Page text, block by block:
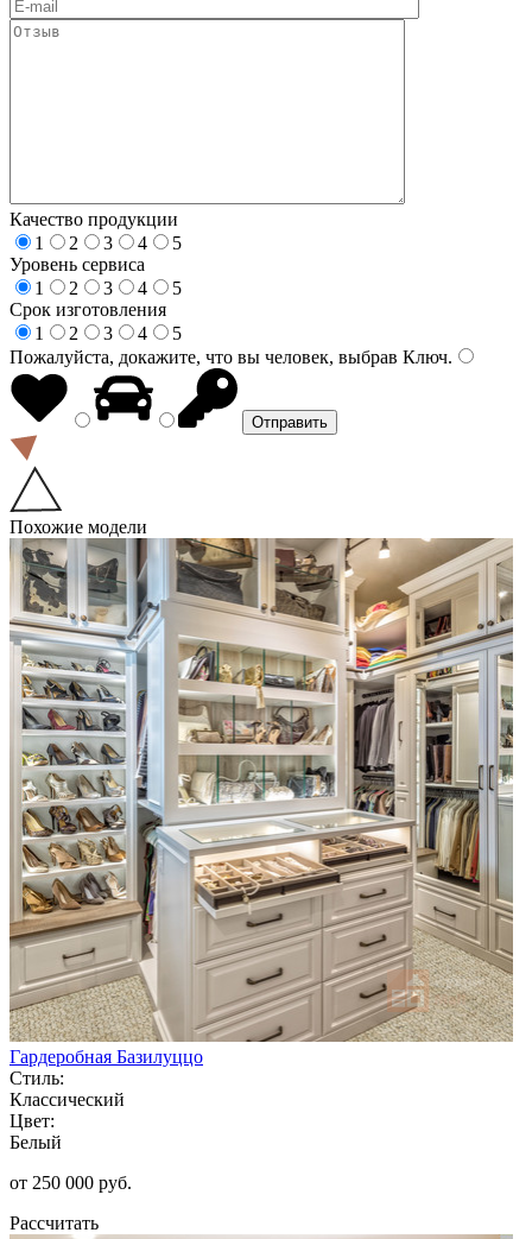
Качество продукции
1
2 3 4
5
Уровень сервиса
1
2 3 4
5
Срок изготовления
1
2 3 4
5
Пожалуйста, докажите, что вы человек, выбрав Ключ.
Похожие модели
Гардеробная Базилуццо
Стиль:
Классический
Цвет:
Белый
от 250 000 руб.
Рассчитать